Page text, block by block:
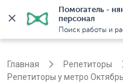
Помогатель -
персонал
Поиск работы и
Главная Репетиторы
Репетиторы у метро